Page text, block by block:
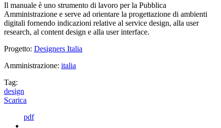
Il manuale è uno strumento di lavoro per la Pubblica
Amministrazione e serve ad orientare la progettazione di ambienti
digitali fornendo indicazioni relative al service design, alla user
research, al content design e alla user interface.
Progetto: Designers Italia
Amministrazione: italia
Tag:
design
Scarica
pdf